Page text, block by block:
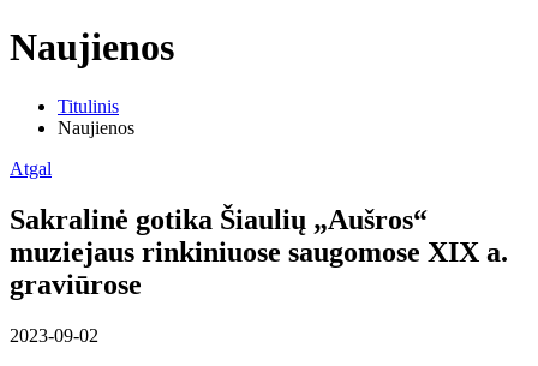
Naujienos
Titulinis
Naujienos
Atgal
Sakralinė gotika Šiaulių „Aušros“
muziejaus rinkiniuose saugomose XIX a.
graviūrose
2023-09-02